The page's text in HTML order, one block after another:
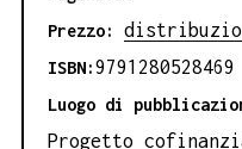
Prezzo:
ISBN:9791280528469
Luogo di
Progetto